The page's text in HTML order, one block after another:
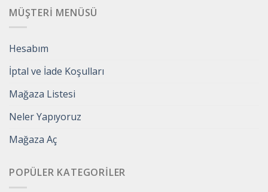
MÜŞTERI MENÜSÜ
Hesabım
İptal ve İade Koşulları
Mağaza Listesi
Neler Yapıyoruz
Mağaza Aç
POPÜLER KATEGORILER